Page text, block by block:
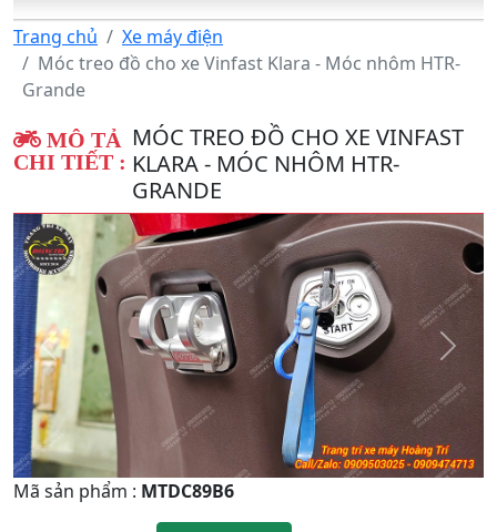
Trang chủ
Xe máy điện
Móc treo đồ cho xe Vinfast Klara - Móc nhôm HTR-
Grande
MÔ TẢ
CHI TIẾT :
MÓC TREO ĐỒ CHO XE VINFAST
KLARA - MÓC NHÔM HTR-
GRANDE
Quay
Lại
Tiếp
theo
Mã sản phẩm : MTDC89B6